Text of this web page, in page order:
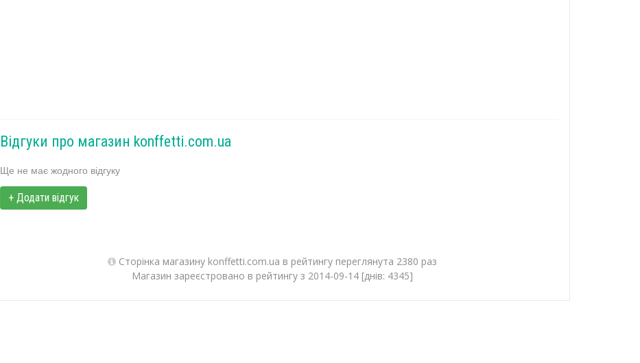
Відгуки про магазин konffetti.com.ua
Ще не має жодного відгуку
+ Додати відгук
Сторінка магазину konffetti.com.ua в рейтингу переглянута 2380 раз
Магазин зареєстровано в рейтингу з 2014-09-14 [днів: 4345]